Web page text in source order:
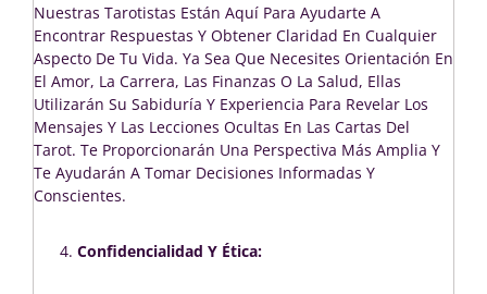
Nuestras Tarotistas Están Aquí Para Ayudarte A
Encontrar Respuestas Y Obtener Claridad En Cualquier
Aspecto De Tu Vida. Ya Sea Que Necesites Orientación En
El Amor, La Carrera, Las Finanzas O La Salud, Ellas
Utilizarán Su Sabiduría Y Experiencia Para Revelar Los
Mensajes Y Las Lecciones Ocultas En Las Cartas Del
Tarot. Te Proporcionarán Una Perspectiva Más Amplia Y
Te Ayudarán A Tomar Decisiones Informadas Y
Conscientes.
Confidencialidad Y Ética: